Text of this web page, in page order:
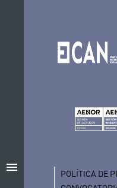
menu
POLÍTICA DE